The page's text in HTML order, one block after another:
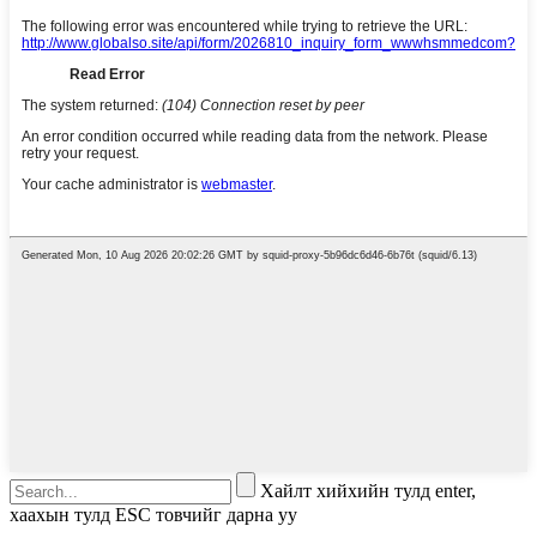
Хайлт хийхийн тулд enter,
хаахын тулд ESC товчийг дарна уу